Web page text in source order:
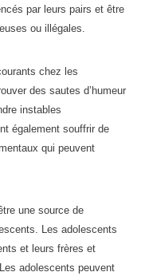
par leurs pairs et être
ou illégales.
chez les
des sautes d’humeur
instables
également souffrir de
qui peuvent
une source de
Les adolescents
et leurs frères et
adolescents peuvent